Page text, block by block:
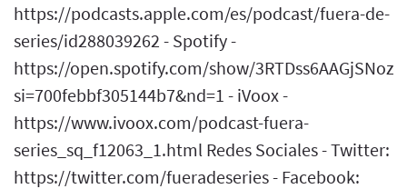
https://podcasts.apple.com/es/podcast/fuera-de-
series/id288039262 - Spotify -
https://open.spotify.com/show/
si=700febbf305144b7&nd=1 - iVoox -
https://www.ivoox.com/podcast-fuera-
series_sq_f12063_1.html Redes Sociales - Twitter:
https://twitter.com/fueradeseries - Facebook: